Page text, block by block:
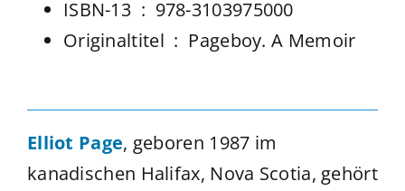
ISBN-13 ‏ : ‎ 978-3103975000
Originaltitel ‏ : ‎ Pageboy. A Memoir
Elliot Page, geboren 1987 im
kanadischen Halifax, Nova Scotia, gehört